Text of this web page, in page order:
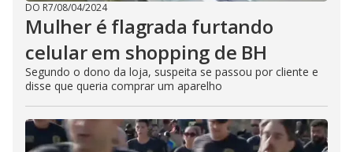
DO R7/08/04/2024
Mulher é flagrada furtando
celular em shopping de BH
Segundo o dono da loja, suspeita se passou por cliente e
disse que queria comprar um aparelho